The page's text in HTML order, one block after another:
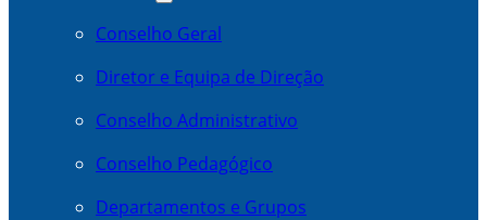
Conselho Geral
Diretor e Equipa de Direção
Conselho Administrativo
Conselho Pedagógico
Departamentos e Grupos